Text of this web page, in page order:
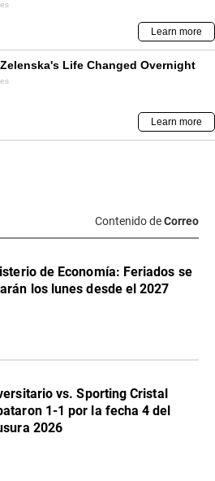
Contenido deCorreo
de Economía: Feriados se
los lunes desde el 2027
vs. Sporting Cristal
1-1 por la fecha 4 del
2026